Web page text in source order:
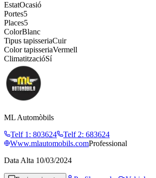
EstatOcasió
Portes5
Places5
ColorBlanc
Tipus tapisseriaCuir
Color tapisseriaVermell
ClimatitzacióSí
ML Automòbils
Telf 1 : 803624 Telf 2: 683624
Www.mlautomobils.comProfessional
Data Alta 10/03/2024